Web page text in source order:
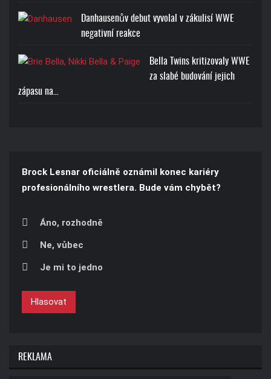
Danhausenův debut vyvolal v zákulisí WWE
negativní reakce
Bella Twins kritizovaly WWE
za slabé budování jejich
zápasu na…
Brock Lesnar oficiálně oznámil konec kariéry
profesionálního wrestlera. Bude vám chybět?
Áno, rozhodně
Ne, vůbec
Je mi to jedno
Hlasovat
REKLAMA